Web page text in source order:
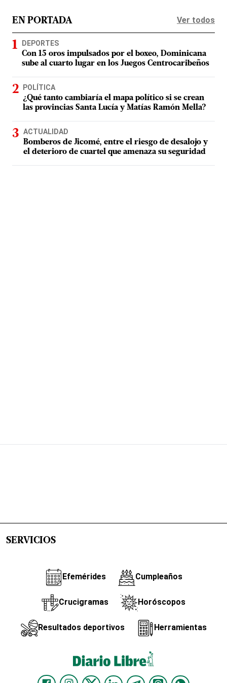
EN PORTADA Ver todos
DEPORTES
Con 15 oros impulsados por el boxeo, Dominicana
sube al cuarto lugar en los Juegos Centrocaribeños
POLÍTICA
¿Qué tanto cambiaría el mapa político si se crean
las provincias Santa Lucía y Matías Ramón Mella?
ACTUALIDAD
Bomberos de Jicomé, entre el riesgo de desalojo y
el deterioro de cuartel que amenaza su seguridad
SERVICIOS
Efemérides Cumpleaños
Crucigramas Horóscopos
Resultados deportivos Herramientas